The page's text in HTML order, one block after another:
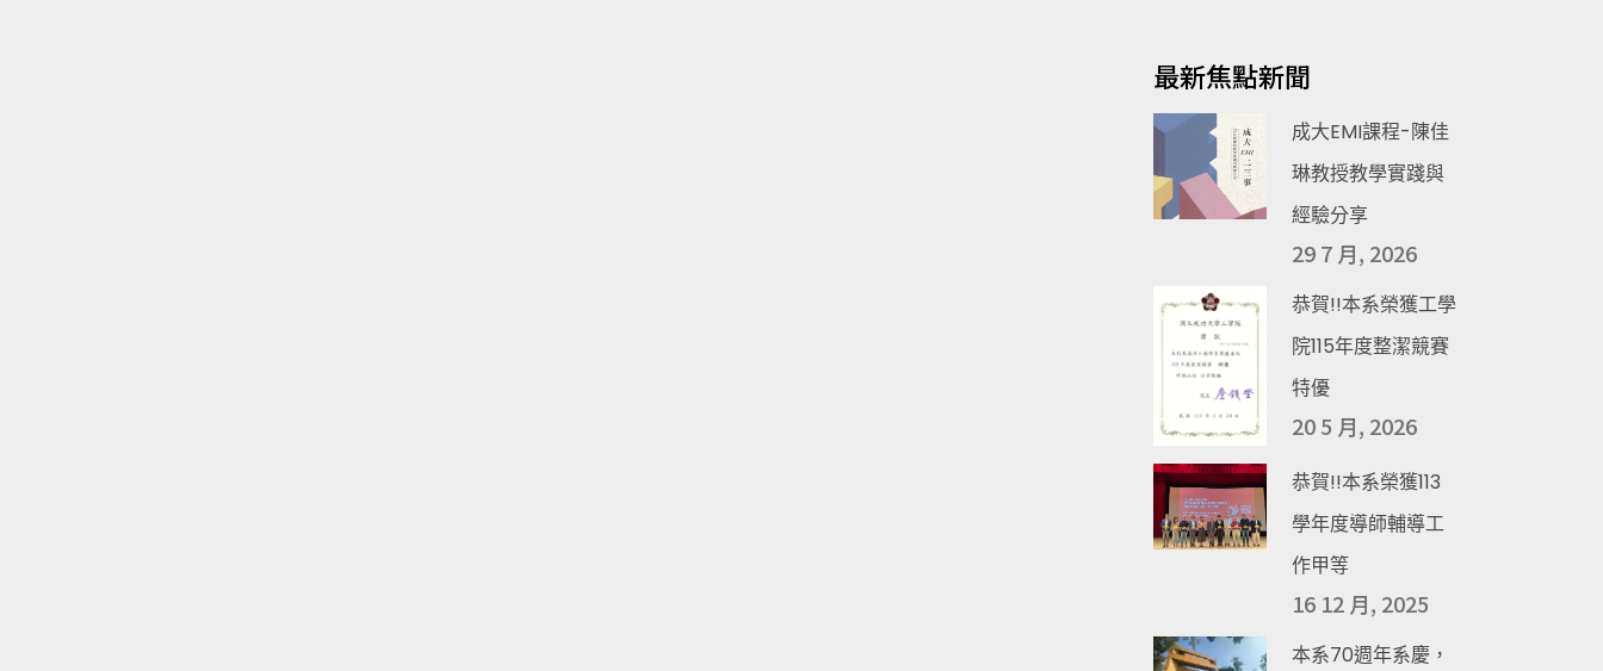
最新焦點新聞
成大EMI課程-陳佳
琳教授教學實踐與
經驗分享
29 7 月, 2026
恭賀!!本系榮獲工學
院115年度整潔競賽
特優
20 5 月, 2026
恭賀!!本系榮獲113
學年度導師輔導工
作甲等
16 12 月, 2025
本系70週年系慶，